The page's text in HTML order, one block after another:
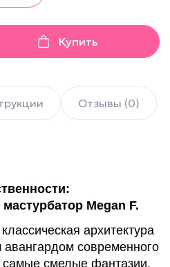
Купить
Отзывы (0)
Megan F.
архитектура
авангардом современного
самые смелые фантазии.